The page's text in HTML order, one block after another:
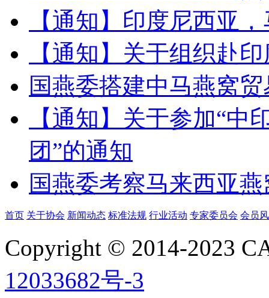
【通知】印度尼西亚
【通知】关于组织赴
国燕委搭建中马燕窝
【通知】关于参加“
团”的通知
国燕委考察马来西亚
首页 关于协会 新闻动态 标准法规 行业活动 专家委员会 会员
Copyright © 2014-2023
12033682号-3